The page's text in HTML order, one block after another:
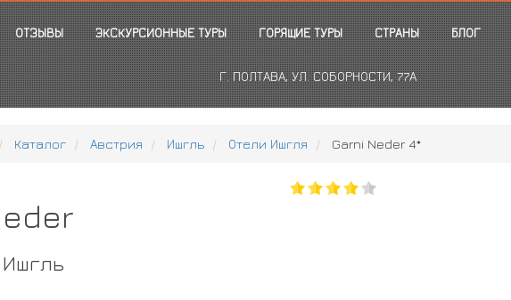
ОТЗЫВЫ ЭКСКУРСИОННЫЕ ТУРЫ ГОРЯЩИЕ ТУРЫ СТРАНЫ БЛОГ
Г. ПОЛТАВА, УЛ. СОБОРНОСТИ, 77А
Каталог Австрия Ишгль Отели Ишгля Garni Neder 4*